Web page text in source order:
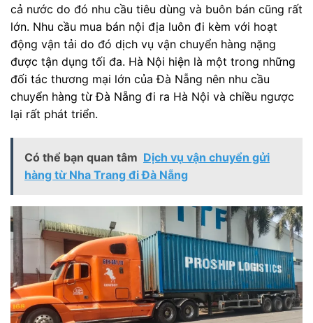
cả nước do đó nhu cầu tiêu dùng và buôn bán cũng rất
lớn. Nhu cầu mua bán nội địa luôn đi kèm với hoạt
động vận tải do đó dịch vụ vận chuyển hàng nặng
được tận dụng tối đa. Hà Nội hiện là một trong những
đối tác thương mại lớn của Đà Nẵng nên nhu cầu
chuyển hàng từ Đà Nẵng đi ra Hà Nội và chiều ngược
lại rất phát triển.
Có thể bạn quan tâm Dịch vụ vận chuyển gửi
hàng từ Nha Trang đi Đà Nẵng